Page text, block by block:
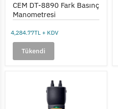
CEM DT-8890 Fark Basınç
Manometresi
4,284.77TL + KDV
Tükendi